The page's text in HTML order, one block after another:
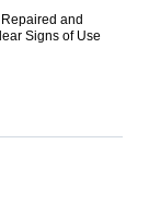
and
Signs of Use